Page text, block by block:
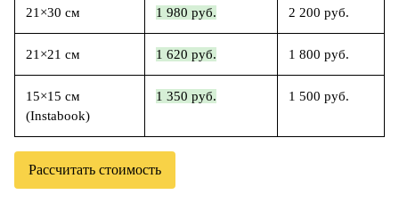
21×30 см 1 980 руб. 2 200 руб.
21×21 см 1 620 руб. 1 800 руб.
15×15 см
(Instabook)
1 350 руб. 1 500 руб.
Рассчитать стоимость